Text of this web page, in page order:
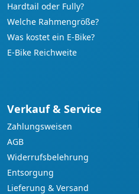
Hardtail oder Fully?
Welche Rahmengröße?
Was kostet ein E-Bike?
E-Bike Reichweite
Verkauf & Service
Zahlungsweisen
AGB
Widerrufsbelehrung
Entsorgung
Lieferung & Versand